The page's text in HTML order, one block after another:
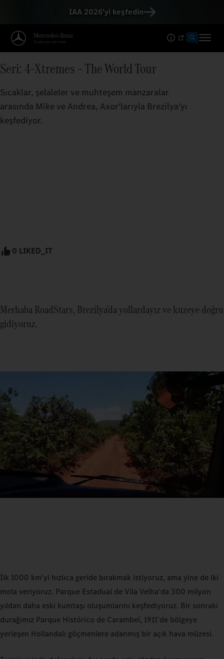
IAA 2026'yi keşfedin
Seri: 4-Xtremes – The World Tour
Sıcaklar, şelaleler ve muhteşem manzaralar
arasında Mike ve Andrea, Axor'larıyla Brezilya'yı
keşfediyor.
0 LIKED_IT
Merhaba RoadStars, Brezilya'da yollardayız ve kuzeye doğru
gidiyoruz.
İlk 1000 km'yi hızlıca geride bırakmak istiyoruz, ama yine de iki
mola veriyoruz. Parque Estadual de Vila Velha'da 300 milyon
yıldan daha eski kumtaşı oluşumlarını keşfediyoruz. Bir sonraki
durağımız Parque Histórico de Carambeí, 1911'de bölgeye
yerleşen Hollandalı göçmenlere adanmış bir açık hava müzesi.